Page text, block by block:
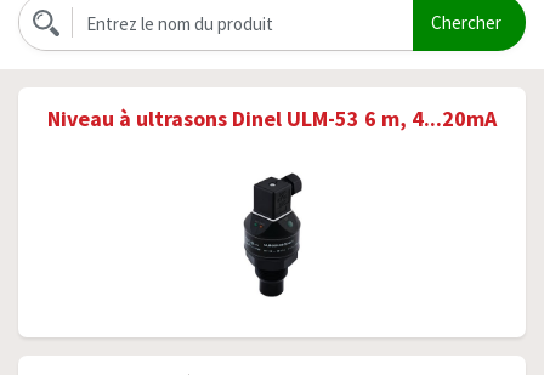
Niveau à ultrasons Dinel ULM-53 6 m, 4...20mA